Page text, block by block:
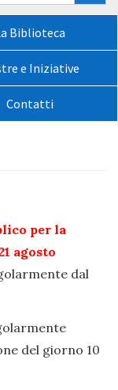
Biblioteca
e Iniziative
Contatti
per la
agosto
dal
del giorno 10